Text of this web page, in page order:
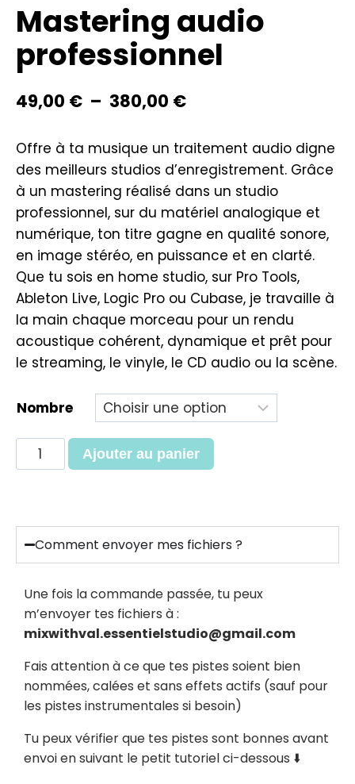
Mastering audio
professionnel
49,00 € – 380,00 €
Offre à ta musique un traitement audio digne
des meilleurs studios d’enregistrement. Grâce
à un mastering réalisé dans un studio
professionnel, sur du matériel analogique et
numérique, ton titre gagne en qualité sonore,
en image stéréo, en puissance et en clarté.
Que tu sois en home studio, sur Pro Tools,
Ableton Live, Logic Pro ou Cubase, je travaille à
la main chaque morceau pour un rendu
acoustique cohérent, dynamique et prêt pour
le streaming, le vinyle, le CD audio ou la scène.
Nombre
Ajouter au panier
Comment envoyer mes fichiers ?
Une fois la commande passée, tu peux
m’envoyer tes fichiers à :
mixwithval.essentielstudio@gmail.com
Fais attention à ce que tes pistes soient bien
nommées, calées et sans effets actifs (sauf pour
les pistes instrumentales si besoin)
Tu peux vérifier que tes pistes sont bonnes avant
envoi en suivant le petit tutoriel ci-dessous ⬇️